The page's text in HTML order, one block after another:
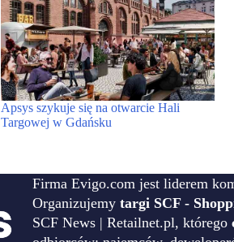
Apsys szykuje się na otwarcie Hali
Targowej w Gdańsku
Firma Evigo.com jest liderem
Organizujemy targi SCF -
SCF News | Retailnet.pl, którego